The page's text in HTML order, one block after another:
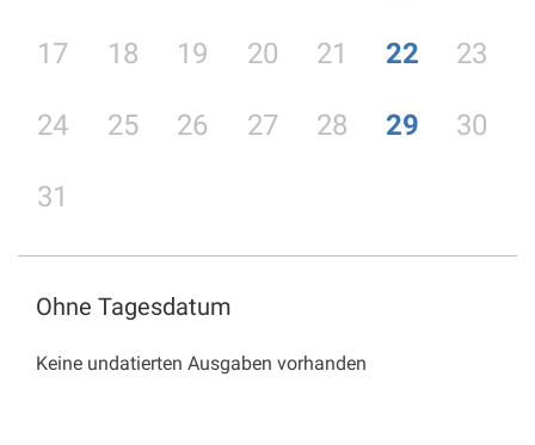
17 18 19 20 21 22 23
24 25 26 27 28 29 30
31
Ohne Tagesdatum
Keine undatierten Ausgaben vorhanden